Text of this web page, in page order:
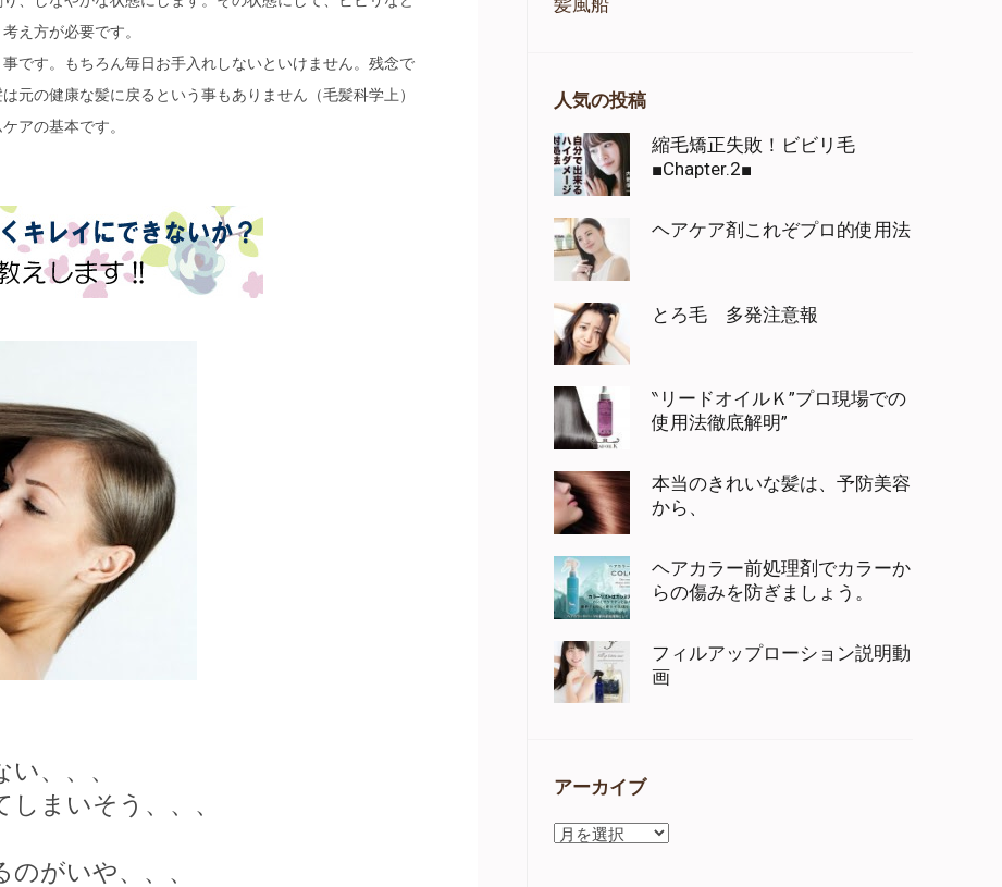
え方が必要です。
です。もちろん毎日お手入れしないといけません。残念で
元の健康な髪に戻るという事もありません（毛髪科学上）
アの基本です。
、、、
しまいそう、、、
のがいや、、、
髪風船
人気の投稿
縮毛矯正失敗！ビビリ毛
■Chapter.2■
ヘアケア剤これぞプロ的使用法
とろ毛 多発注意報
‶リードオイルＫ”プロ現場での
使用法徹底解明”
本当のきれいな髪は、予防美容
から、
ヘアカラー前処理剤でカラーか
らの傷みを防ぎましょう。
フィルアップローション説明動
画
アーカイブ
ア